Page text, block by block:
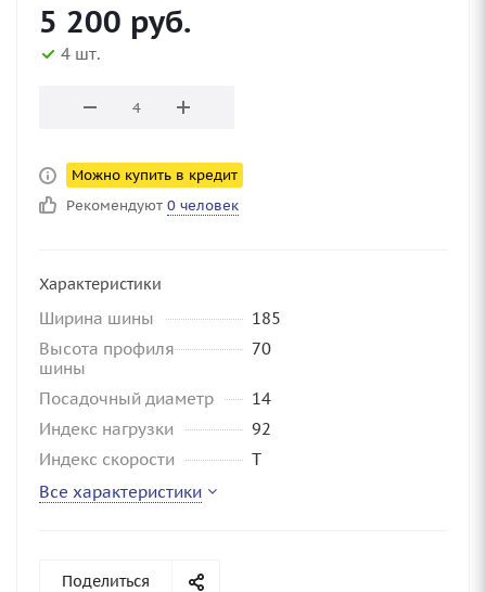
5 200 руб.
4 шт.
Можно купить в кредит
Рекомендуют 0 человек
Характеристики
Ширина шины
185
Высота профиля
шины
70
Посадочный диаметр
14
Индекс нагрузки
92
Индекс скорости
T
Все характеристики
Поделиться